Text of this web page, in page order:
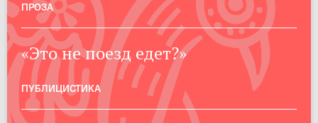
ПРОЗА
«Это не поезд едет?»
ПУБЛИЦИСТИКА